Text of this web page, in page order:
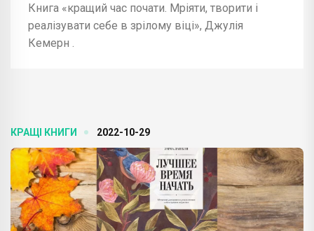
Книга «кращий час почати. Мріяти, творити і
реалізувати себе в зрілому віці», Джулія
Кемерн .
КРАЩІ КНИГИ 2022-10-29